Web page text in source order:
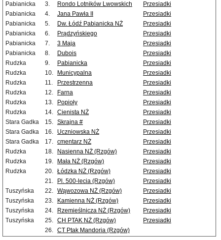
Pabianicka
3. Rondo Lotników Lwowskich
Przesiadki
Pabianicka
4. Jana Pawła II
Przesiadki
Pabianicka
5. Dw. Łódź Pabianicka NŻ
Przesiadki
Pabianicka
6. Prądzyńskiego
Przesiadki
Pabianicka
7. 3 Maja
Przesiadki
Pabianicka
8. Dubois
Przesiadki
Rudzka
9. Pabianicka
Przesiadki
Rudzka
10. Municypalna
Przesiadki
Rudzka
11. Przestrzenna
Przesiadki
Rudzka
12. Farna
Przesiadki
Rudzka
13. Popioły
Przesiadki
Rudzka
14. Cienista NŻ
Przesiadki
Stara Gadka
15. Skrajna #
Przesiadki
Stara Gadka
16. Uczniowska NŻ
Przesiadki
Stara Gadka
17. cmentarz NŻ
Przesiadki
Rudzka
18. Nasienna NŻ (Rzgów)
Przesiadki
Rudzka
19. Mała NŻ (Rzgów)
Przesiadki
Rudzka
20. Łódzka NŻ (Rzgów)
Przesiadki
21.
Pl. 500-lecia (Rzgów)
Przesiadki
Tuszyńska
22. Wąwozowa NŻ (Rzgów)
Przesiadki
Tuszyńska
23. Kamienna NŻ (Rzgów)
Przesiadki
Tuszyńska
24. Rzemieślnicza NŻ (Rzgów)
Przesiadki
Tuszyńska
25. CH PTAK NŻ (Rzgów)
Przesiadki
26. CT Ptak Mandoria (Rzgów)